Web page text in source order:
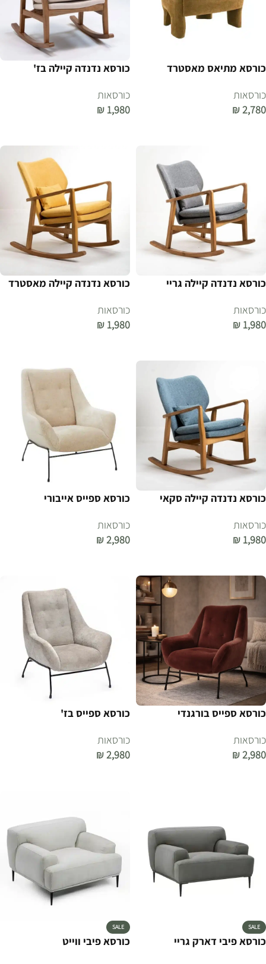
כורסא מתיאס מאסטרד
כורסאות
₪2,780
כורסא נדנדה קיילה בז'
כורסאות
₪ 1,980
כורסא נדנדה קיילה גריי
כורסאות
₪ 1,980
כורסא נדנדה קיילה מאסטרד
כורסאות
₪ 1,980
כורסא נדנדה קיילה סקאי
כורסאות
₪ 1,980
כורסא ספייס אייבורי
כורסאות
₪2,980
כורסא ספייס בורגנדי
כורסאות
₪2,980
כורסא ספייס בז'
כורסאות
₪2,980
SALE
כורסא פיבי דארק גריי
SALE
כורסא פיבי ווייט